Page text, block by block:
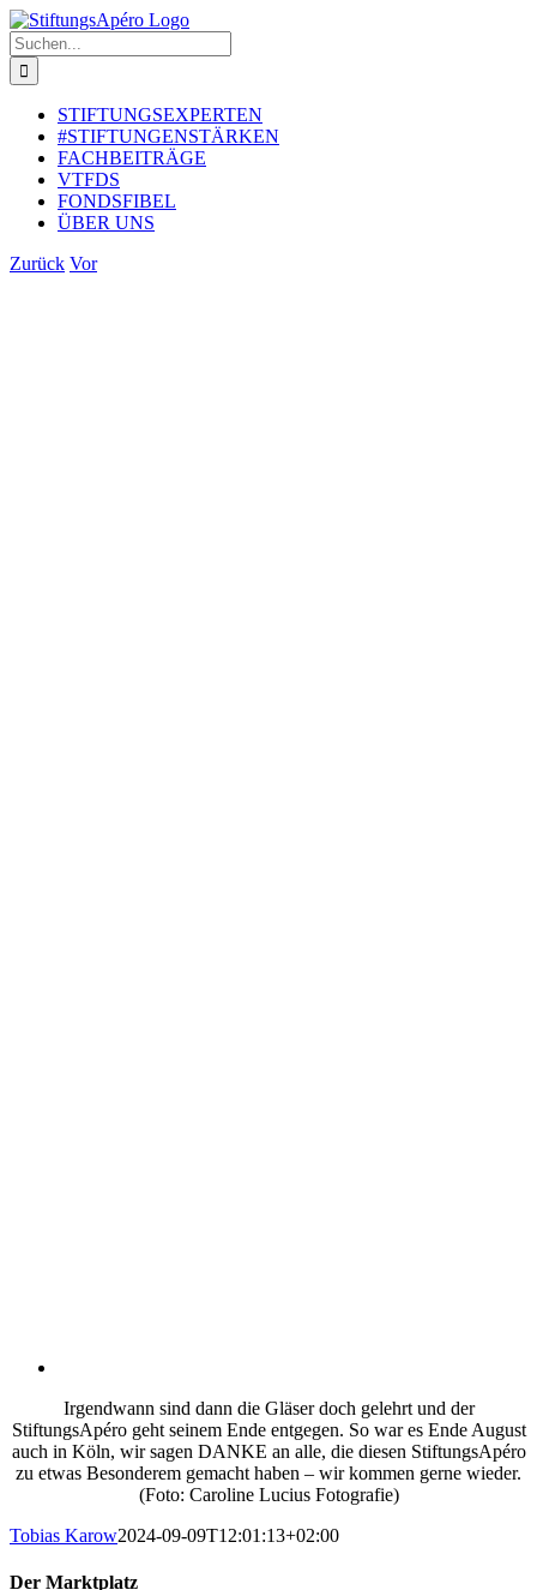
Zum
Inhalt
springen
Suche
nach:
STIFTUNGSEXPERTEN
#STIFTUNGENSTÄRKEN
FACHBEITRÄGE
VTFDS
FONDSFIBEL
ÜBER UNS
Zurück Vor
Irgendwann sind dann die Gläser doch gelehrt und der
StiftungsApéro geht seinem Ende entgegen. So war es Ende August
auch in Köln, wir sagen DANKE an alle, die diesen StiftungsApéro
zu etwas Besonderem gemacht haben – wir kommen gerne wieder.
(Foto: Caroline Lucius Fotografie)
Tobias Karow2024-09-09T12:01:13+02:00
Der Marktplatz